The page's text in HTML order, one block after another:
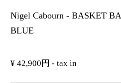
Nigel Cabourn - BASKET
BLUE
¥ 42,900円 - tax in